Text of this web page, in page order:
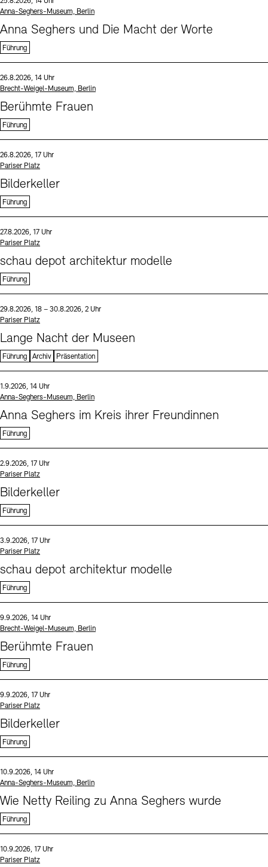
Standort
Anna-Seghers-Museum, Berlin
Anna Seghers und Die Macht der Worte
Führung
Datum und Uhrzeit:
26.8.2026, 14 Uhr
Standort
Brecht-Weigel-Museum, Berlin
Berühmte Frauen
Führung
Datum und Uhrzeit:
26.8.2026, 17 Uhr
Standort
Pariser Platz
Bilderkeller
Führung
Datum und Uhrzeit:
27.8.2026, 17 Uhr
Standort
Pariser Platz
schau depot architektur modelle
Führung
Datum und Uhrzeit:
29.8.2026, 18 – 30.8.2026, 2 Uhr
Standort
Pariser Platz
Lange Nacht der Museen
Führung Archiv Präsentation
Datum und Uhrzeit:
1.9.2026, 14 Uhr
Standort
Anna-Seghers-Museum, Berlin
Anna Seghers im Kreis ihrer Freundinnen
Führung
Datum und Uhrzeit:
2.9.2026, 17 Uhr
Standort
Pariser Platz
Bilderkeller
Führung
Datum und Uhrzeit:
3.9.2026, 17 Uhr
Standort
Pariser Platz
schau depot architektur modelle
Führung
Datum und Uhrzeit:
9.9.2026, 14 Uhr
Standort
Brecht-Weigel-Museum, Berlin
Berühmte Frauen
Führung
Datum und Uhrzeit:
9.9.2026, 17 Uhr
Standort
Pariser Platz
Bilderkeller
Führung
Datum und Uhrzeit:
10.9.2026, 14 Uhr
Standort
Anna-Seghers-Museum, Berlin
Wie Netty Reiling zu Anna Seghers wurde
Führung
Datum und Uhrzeit:
10.9.2026, 17 Uhr
Standort
Pariser Platz